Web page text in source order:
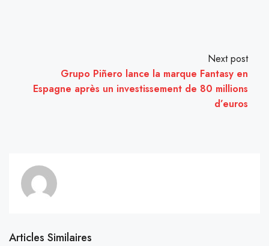
Next post
Grupo Piñero lance la marque Fantasy en
Espagne après un investissement de 80 millions
d’euros
Articles Similaires